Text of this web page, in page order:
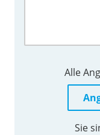
Alle
Sie